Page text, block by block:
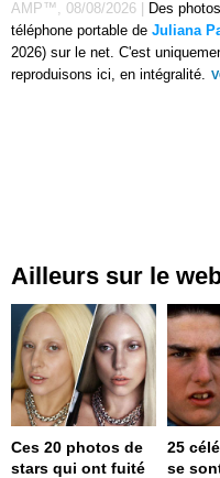
AMP™, 08/08/2026
Des
téléphone portable de Juliana
2026) sur le net. C'est
reproduisons ici, en intégralité.
Ailleurs sur le
Ces 20 photos de
stars qui ont fuité
25
se